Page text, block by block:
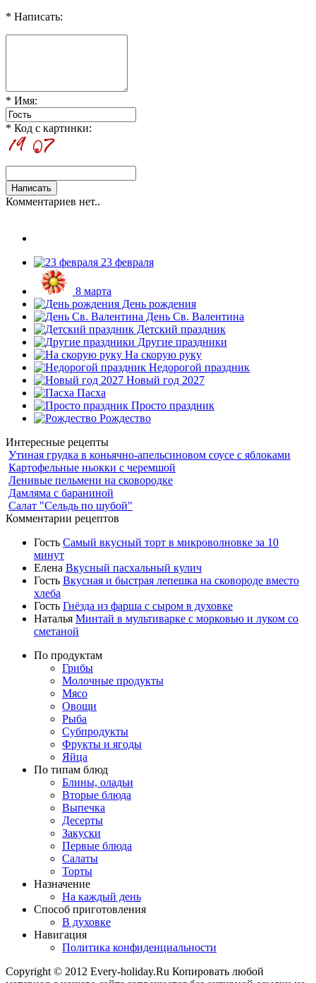
* Написать:
* Имя:
* Код с картинки:
Комментариев нет..
23 февраля
8 марта
День рождения
День Св. Валентина
Детский праздник
Другие праздники
На скорую руку
Недорогой праздник
Новый год 2027
Пасха
Просто праздник
Рождество
Интересные рецепты
Утиная грудка в коньячно-апельсиновом соусе с яблоками
Картофельные ньокки с черемшой
Ленивые пельмени на сковородке
Дамляма с бараниной
Салат "Сельдь по шубой"
Комментарии рецептов
Гость Самый вкусный торт в микроволновке за 10
минут
Елена Вкусный пасхальный кулич
Гость Вкусная и быстрая лепешка на сковороде вместо
хлеба
Гость Гнёзда из фарша с сыром в духовке
Наталья Минтай в мультиварке с морковью и луком со
сметаной
По продуктам
Грибы
Молочные продукты
Мясо
Овощи
Рыба
Субпродукты
Фрукты и ягоды
Яйца
По типам блюд
Блины, оладьи
Вторые блюда
Выпечка
Десерты
Закуски
Первые блюда
Салаты
Торты
Назначение
На каждый день
Способ приготовления
В духовке
Навигация
Политика конфиденциальности
Copyright © 2012 Every-holiday.Ru Копировать любой